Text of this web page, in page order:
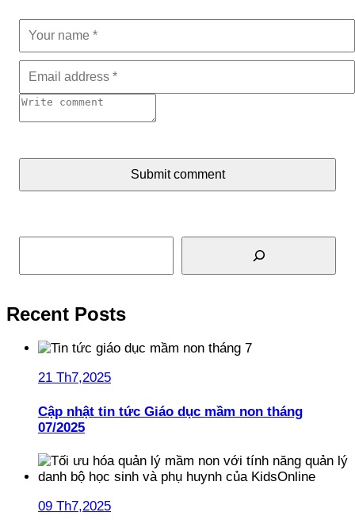
Submit comment
Tìm kiếm
Recent Posts
21 Th7,2025
Cập nhật tin tức Giáo dục mầm non tháng
07/2025
09 Th7,2025